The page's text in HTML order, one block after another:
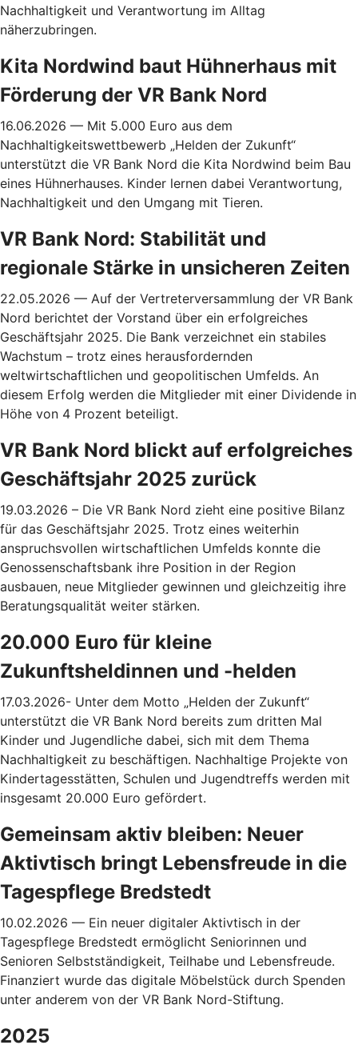
Nachhaltigkeit und Verantwortung im Alltag
näherzubringen.
Kita Nordwind baut Hühnerhaus mit
Förderung der VR Bank Nord
16.06.2026 — Mit 5.000 Euro aus dem
Nachhaltigkeitswettbewerb „Helden der Zukunft“
unterstützt die VR Bank Nord die Kita Nordwind beim Bau
eines Hühnerhauses. Kinder lernen dabei Verantwortung,
Nachhaltigkeit und den Umgang mit Tieren.
VR Bank Nord: Stabilität und
regionale Stärke in unsicheren Zeiten
22.05.2026 — Auf der Vertreterversammlung der VR Bank
Nord berichtet der Vorstand über ein erfolgreiches
Geschäftsjahr 2025. Die Bank verzeichnet ein stabiles
Wachstum – trotz eines herausfordernden
weltwirtschaftlichen und geopolitischen Umfelds. An
diesem Erfolg werden die Mitglieder mit einer Dividende in
Höhe von 4 Prozent beteiligt.
VR Bank Nord blickt auf erfolgreiches
Geschäftsjahr 2025 zurück
19.03.2026 – Die VR Bank Nord zieht eine positive Bilanz
für das Geschäftsjahr 2025. Trotz eines weiterhin
anspruchsvollen wirtschaftlichen Umfelds konnte die
Genossenschaftsbank ihre Position in der Region
ausbauen, neue Mitglieder gewinnen und gleichzeitig ihre
Beratungsqualität weiter stärken.
20.000 Euro für kleine
Zukunftsheldinnen und -helden
17.03.2026- Unter dem Motto „Helden der Zukunft“
unterstützt die VR Bank Nord bereits zum dritten Mal
Kinder und Jugendliche dabei, sich mit dem Thema
Nachhaltigkeit zu beschäftigen. Nachhaltige Projekte von
Kindertagesstätten, Schulen und Jugendtreffs werden mit
insgesamt 20.000 Euro gefördert.
Gemeinsam aktiv bleiben: Neuer
Aktivtisch bringt Lebensfreude in die
Tagespflege Bredstedt
10.02.2026 — Ein neuer digitaler Aktivtisch in der
Tagespflege Bredstedt ermöglicht Seniorinnen und
Senioren Selbstständigkeit, Teilhabe und Lebensfreude.
Finanziert wurde das digitale Möbelstück durch Spenden
unter anderem von der VR Bank Nord-Stiftung.
2025